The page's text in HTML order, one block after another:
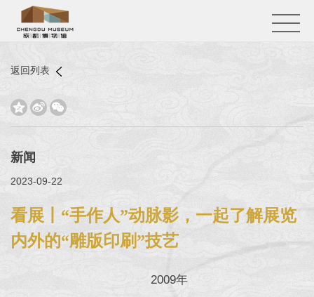
返回列表
  
新闻
2023-09-22
看展丨“手作人”动脉影，一起了解展览
内外的“雕版印刷”技艺
2009年